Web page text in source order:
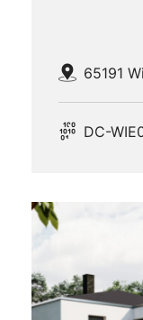
65191
DC-